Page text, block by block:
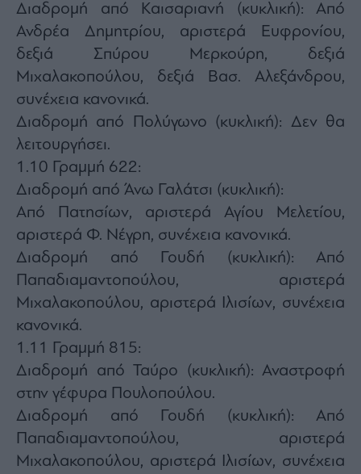
Διαδρομή από Καισαριανή (κυκλική): Από
Ανδρέα Δημητρίου, αριστερά Ευφρονίου,
δεξιά Σπύρου Μερκούρη, δεξιά
Μιχαλακοπούλου, δεξιά Βασ. Αλεξάνδρου,
συνέχεια κανονικά.
Διαδρομή από Πολύγωνο (κυκλική): Δεν θα
λειτουργήσει.
1.10 Γραμμή 622:
Διαδρομή από Άνω Γαλάτσι (κυκλική):
Από Πατησίων, αριστερά Αγίου Μελετίου,
αριστερά Φ. Νέγρη, συνέχεια κανονικά.
Διαδρομή από Γουδή (κυκλική): Από
Παπαδιαμαντοπούλου, αριστερά
Μιχαλακοπούλου, αριστερά Ιλισίων, συνέχεια
κανονικά.
1.11 Γραμμή 815:
Διαδρομή από Ταύρο (κυκλική): Αναστροφή
στην γέφυρα Πουλοπούλου.
Διαδρομή από Γουδή (κυκλική): Από
Παπαδιαμαντοπούλου, αριστερά
Μιχαλακοπούλου, αριστερά Ιλισίων, συνέχεια